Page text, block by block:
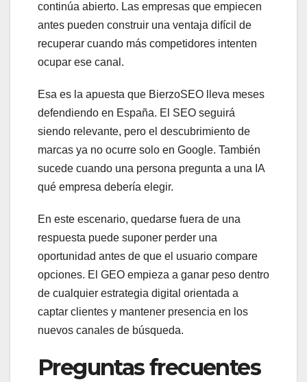
continúa abierto. Las empresas que empiecen
antes pueden construir una ventaja difícil de
recuperar cuando más competidores intenten
ocupar ese canal.
Esa es la apuesta que BierzoSEO lleva meses
defendiendo en España. El SEO seguirá
siendo relevante, pero el descubrimiento de
marcas ya no ocurre solo en Google. También
sucede cuando una persona pregunta a una IA
qué empresa debería elegir.
En este escenario, quedarse fuera de una
respuesta puede suponer perder una
oportunidad antes de que el usuario compare
opciones. El GEO empieza a ganar peso dentro
de cualquier estrategia digital orientada a
captar clientes y mantener presencia en los
nuevos canales de búsqueda.
Preguntas frecuentes